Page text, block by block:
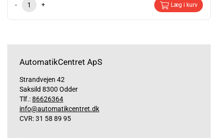
- + Læg i kurv
AutomatikCentret ApS
Strandvejen 42
Saksild 8300 Odder
Tlf.:86626364
info@automatikcentret.dk
CVR: 31 58 89 95